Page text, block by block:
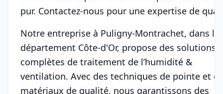
pur. Contactez-nous pour une expertise de
Notre entreprise à Puligny-Montrachet, dans le
département Côte-d'Or, propose des solutions
complètes de traitement de l’humidité &
ventilation. Avec des techniques de pointe et
matériaux de qualité, nous garantissons des